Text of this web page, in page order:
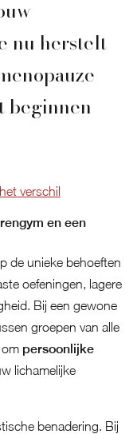
nu herstelt
beginnen
verschil
en een
de unieke behoeften
oefeningen, lagere
Bij een gewone
groepen van alle
persoonlijke
lichamelijke
benadering. Bij